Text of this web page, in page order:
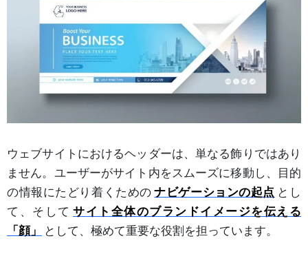
ウェブサイトにおけるヘッダーは、単なる飾りではあり
ません。ユーザーがサイト内をスムーズに移動し、目的
の情報にたどり着くための ナビゲーションの起点 とし
て、そして サイト全体のブランドイメージを伝える
「顔」
として、極めて重要な役割を担っています。